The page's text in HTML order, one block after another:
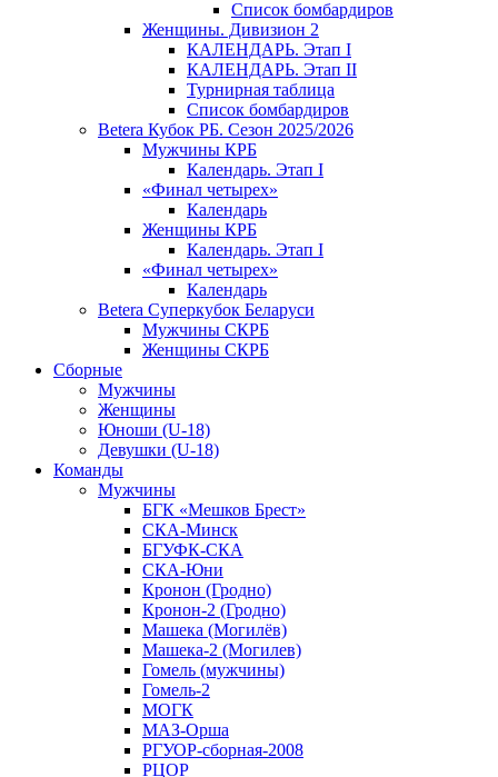
Список бомбардиров
Женщины. Дивизион 2
КАЛЕНДАРЬ. Этап I
КАЛЕНДАРЬ. Этап II
Турнирная таблица
Список бомбардиров
Betera Кубок РБ. Сезон 2025/2026
Мужчины КРБ
Календарь. Этап I
«Финал четырех»
Календарь
Женщины КРБ
Календарь. Этап I
«Финал четырех»
Календарь
Betera Суперкубок Беларуси
Мужчины СКРБ
Женщины СКРБ
Сборные
Мужчины
Женщины
Юноши (U-18)
Девушки (U-18)
Команды
Мужчины
БГК «Мешков Брест»
СКА-Минск
БГУФК-СКА
СКА-Юни
Кронон (Гродно)
Кронон-2 (Гродно)
Машека (Могилёв)
Машека-2 (Могилев)
Гомель (мужчины)
Гомель-2
МОГК
МАЗ-Орша
РГУОР-сборная-2008
РЦОР